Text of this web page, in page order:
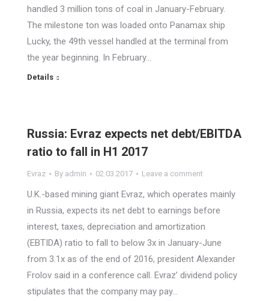
handled 3 million tons of coal in January-February.
The milestone ton was loaded onto Panamax ship
Lucky, the 49th vessel handled at the terminal from
the year beginning. In February…
Details
Russia: Evraz expects net debt/EBITDA
ratio to fall in H1 2017
Evraz By admin 02.03.2017 Leave a comment
U.K.-based mining giant Evraz, which operates mainly
in Russia, expects its net debt to earnings before
interest, taxes, depreciation and amortization
(EBTIDA) ratio to fall to below 3x in January-June
from 3.1x as of the end of 2016, president Alexander
Frolov said in a conference call. Evraz’ dividend policy
stipulates that the company may pay…